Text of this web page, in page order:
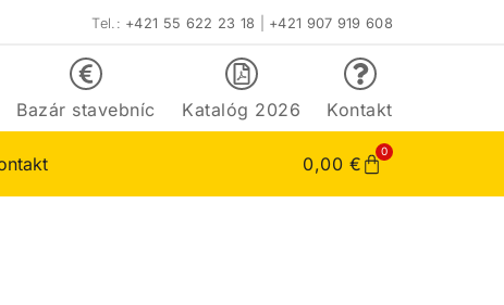
Tel.: +421 55 622 23 18 +421 907 919 608
Bazár stavebníc Katalóg 2026 Kontakt
0,00 €
0